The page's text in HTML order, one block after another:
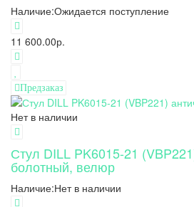
Наличие:Ожидается поступление
11 600.00р.
Предзаказ
Нет в наличии
Стул DILL PK6015-21
болотный, велюр
Наличие:Нет в наличии